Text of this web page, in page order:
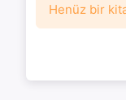
Henüz bir